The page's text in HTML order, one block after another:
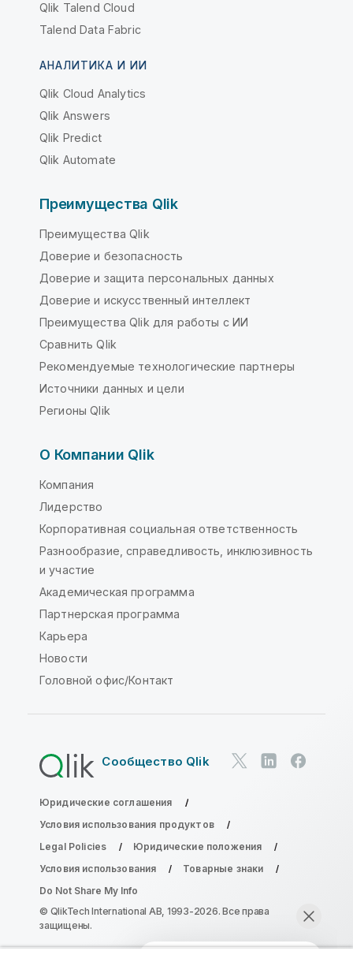
Qlik Talend Cloud
Talend Data Fabric
АНАЛИТИКА И ИИ
Qlik Cloud Analytics
Qlik Answers
Qlik Predict
Qlik Automate
Преимущества Qlik
Преимущества Qlik
Доверие и безопасность
Доверие и защита персональных данных
Доверие и искусственный интеллект
Преимущества Qlik для работы с ИИ
Сравнить Qlik
Рекомендуемые технологические партнеры
Источники данных и цели
Регионы Qlik
О Компании Qlik
Компания
Лидерство
Корпоративная социальная ответственность
Разнообразие, справедливость, инклюзивность
и участие
Академическая программа
Партнерская программа
Карьера
Новости
Головной офис/Контакт
Сообщество Qlik
Юридические соглашения
Условия использования продуктов
Legal Policies
Юридические положения
Условия использования
Товарные знаки
Do Not Share My Info
© QlikTech International AB, 1993-2026. Все права
защищены.